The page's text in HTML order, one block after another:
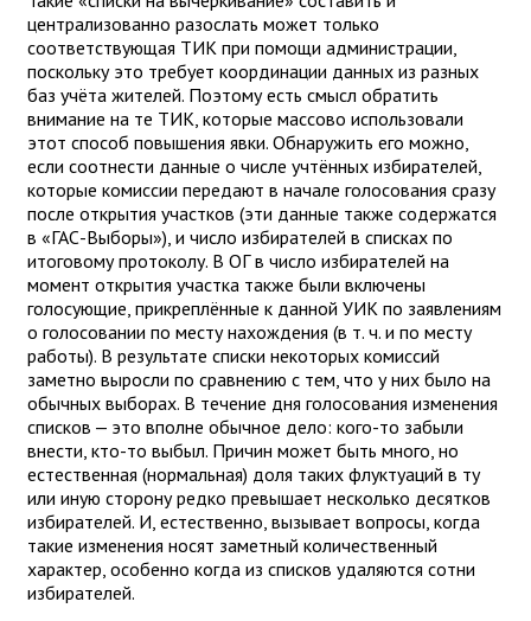
централизованно разослать может только
соответствующая ТИК при помощи администрации,
поскольку это требует координации данных из разных
баз учёта жителей. Поэтому есть смысл обратить
внимание на те ТИК, которые массово использовали
этот способ повышения явки. Обнаружить его можно,
если соотнести данные о числе учтённых избирателей,
которые комиссии передают в начале голосования сразу
после открытия участков (эти данные также содержатся
в «ГАС-Выборы»), и число избирателей в списках по
итоговому протоколу. В ОГ в число избирателей на
момент открытия участка также были включены
голосующие, прикреплённые к данной УИК по заявлениям
о голосовании по месту нахождения (в т. ч. и по месту
работы). В результате списки некоторых комиссий
заметно выросли по сравнению с тем, что у них было на
обычных выборах. В течение дня голосования изменения
списков — это вполне обычное дело: кого-то забыли
внести, кто-то выбыл. Причин может быть много, но
естественная (нормальная) доля таких флуктуаций в ту
или иную сторону редко превышает несколько десятков
избирателей. И, естественно, вызывает вопросы, когда
такие изменения носят заметный количественный
характер, особенно когда из списков удаляются сотни
избирателей.